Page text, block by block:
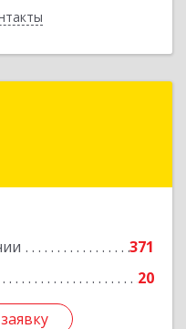
371
20
обл, Калининград г,